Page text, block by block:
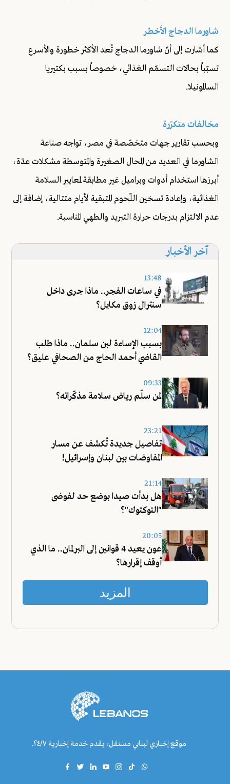
شاورما الدجاج الأخطر
كما أشارت إلى أنّ شاورما الدجاج تُعد الأكثر خطورة والأسرع
تسبّباً بحالات التسمّم الغذائي، خصوصاً بسبب بكتيريا
السالمونيلا.
مخالفات متكرّرة
وبحسب تقارير جهات متخصّصة في مصر، تواجه صناعة
الشاورما في العديد من المحال الصغيرة والمتوسطة مشكلات عدّة،
أبرزها استخدام أدوات وبراميل غير مطابقة لمعايير السلامة
الغذائية، وإعادة تسخين اللّحوم المتبقية لأيام متتالية، إضافة إلى
عدم الالتزام بدرجات حرارة التبريد والطهي المناسبة.
آخر الأخبار
13:48
في ساعات الفجر.. ماذا جرى داخل
سنترال زوق مكايل؟
12:04
بسبب الإساءة لبن سلمان.. ماذا طلب
القاضي أحمد الحاج من الصحافي عليق؟
09:33
لمن سلّم رياض سلامة مذكّراته؟
23:21
تفاصيل جديدة تُكشف عن مسار
المفاوضات بين لبنان وإسرائيل!
21:14
هل بدأت صيدا بوضع حد لفوضى
"التوكتوك"؟
20:05
عون يعيد 4 قوانين إلى البرلمان.. ما الذي
أوقف إقرارها؟
المزيد
موقع إخباري لبناني مستقل، يقدم خدمة إخبارية ٢٤/٧.